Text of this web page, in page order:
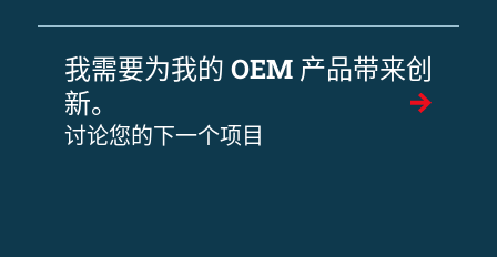
我需要为我的 OEM 产品带来创
新。
讨论您的下一个项目